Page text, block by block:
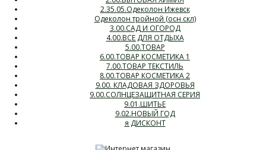
2.35.05.Одеколон Ижевск
Одеколон тройной (осн скл)
3.00.САД И ОГОРОД
4.00.ВСЕ ДЛЯ ОТДЫХА
5.00.ТОВАР
6.00.ТОВАР КОСМЕТИКА 1
7.00.ТОВАР ТЕКСТИЛЬ
8.00.ТОВАР КОСМЕТИКА 2
9.00. КЛАДОВАЯ ЗДОРОВЬЯ
9.00.СОЛНЦЕЗАЩИТНАЯ СЕРИЯ
9.01.ШИТЬЕ
9.02.НОВЫЙ ГОД
я ДИСКОНТ